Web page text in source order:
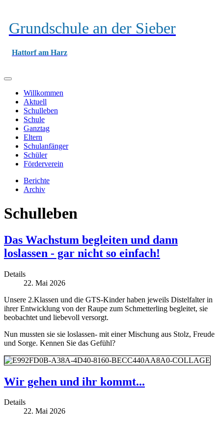
Grundschule an der Sieber
Hattorf am Harz
Willkommen
Aktuell
Schulleben
Schule
Ganztag
Eltern
Schulanfänger
Schüler
Förderverein
Berichte
Archiv
Schulleben
Das Wachstum begleiten und dann
loslassen - gar nicht so einfach!
Details
22. Mai 2026
Unsere 2.Klassen und die GTS-Kinder haben jeweils Distelfalter in
ihrer Entwicklung von der Raupe zum Schmetterling begleitet, sie
beobachtet und liebevoll versorgt.
Nun mussten sie sie loslassen- mit einer Mischung aus Stolz, Freude
und Sorge. Kennen Sie das Gefühl?
Wir gehen und ihr kommt...
Details
22. Mai 2026